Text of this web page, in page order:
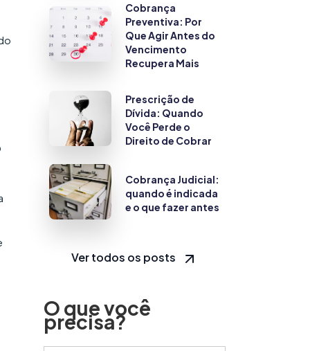
Cobrança
Preventiva: Por
Que Agir Antes do
Vencimento
Recupera Mais
Prescrição de
Dívida: Quando
Você Perde o
Direito de Cobrar
Cobrança Judicial:
quando é indicada
e o que fazer antes
Ver todos os posts
O que você
precisa?